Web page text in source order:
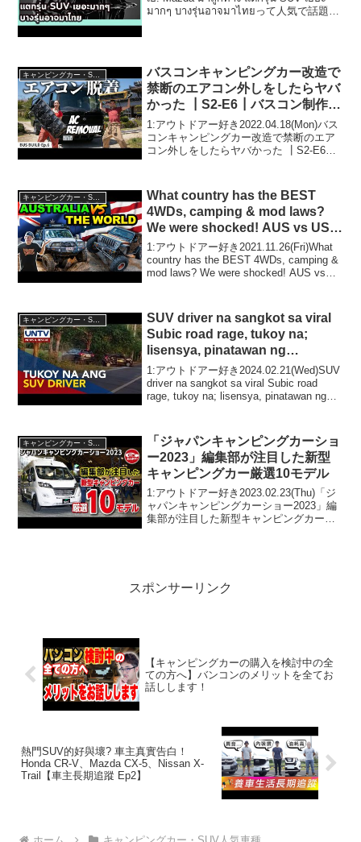
มากๆ บางรุ่นอาจมาไทยって人気で話題ら
バスコンキャンピングカー改造で
禁断のエアコン外しをしたらヤバ
かった ┃S2-E6┃バスコン制作
DIY
1:アウトドアー好き2022.04.18(Mon)バス
コンキャンピングカー改造で禁断のエア
コン外しをしたらヤバかった ┃S2-E6┃
き2022.04.18(Mon)...
What country has the BEST
4WDs, camping & mod laws?
We were shocked! AUS vs USA
vs UK vs EU vs NZ!
1:アウトドアー好き2021.11.26(Fri)What
country has the BEST 4WDs, camping &
mod laws? We were shocked! AUS vs
キャンピングカー・SUV人気車種
SUV driver na sangkot sa viral
Subic road rage, tukoy na;
lisensya, pinatawan ng
suspensyon – LTO
1:アウトドアー好き2024.02.21(Wed)SUV
driver na sangkot sa viral Subic road
rage, tukoy na; lisensya, pinatawan ng
「ジャパンキャンピングカーショ
ー2023」編集部が注目した新型
キャンピングカー厳選10モデル
1:アウトドアー好き2023.02.23(Thu)「ジ
ャパンキャンピングカーショー2023」編
集部が注目した新型キャンピングカー厳
スポンサーリンク
【キャンピングカーの購入を検討中の全
ての方へ】バンコンのメリットを全てお
話しします！
熱門SUV的好與壞? 車主真實告白！
Honda CR-V、Mazda CX-5、Nissan X-
Trail【車主長期追蹤 Ep2】